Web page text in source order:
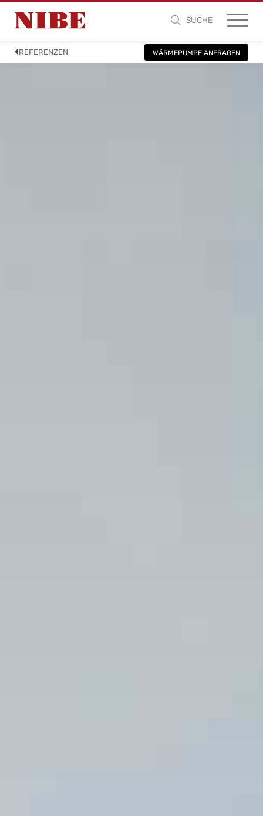
SUCHE
REFERENZEN WÄRMEPUMPE ANFRAGEN